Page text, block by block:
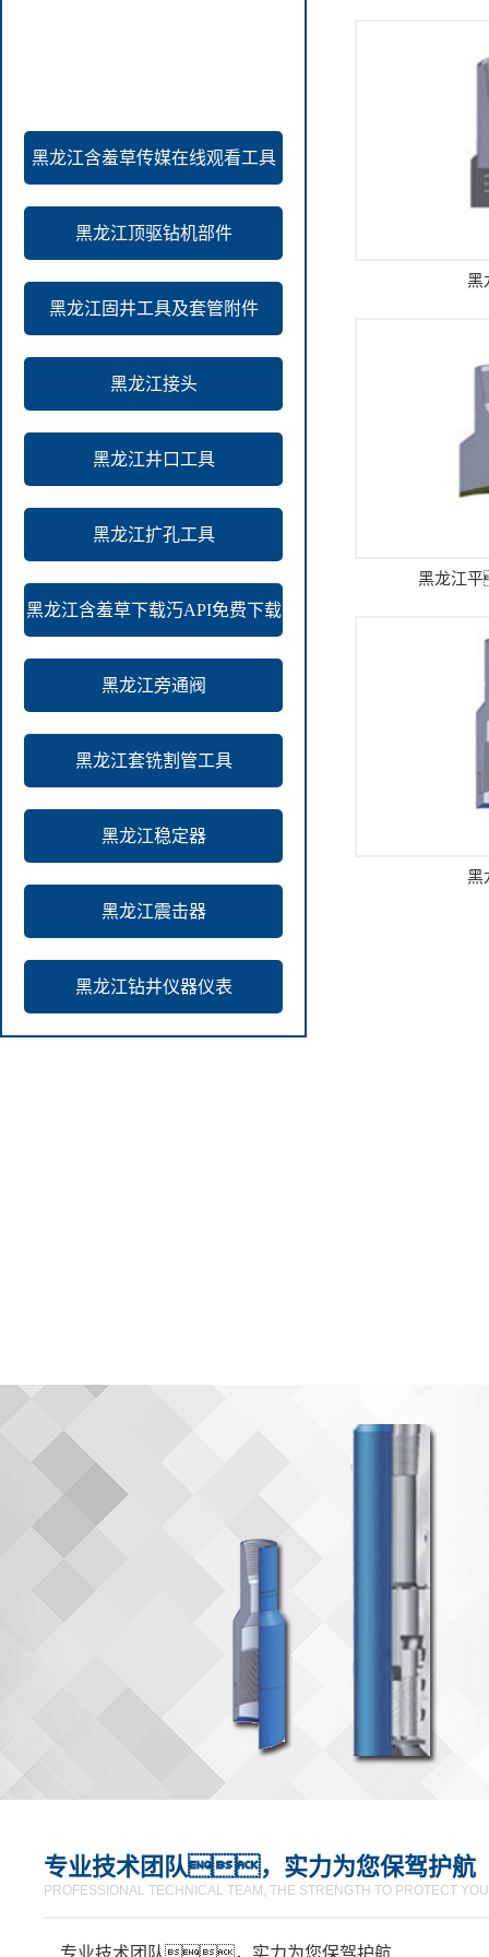
黑龙江含羞草传媒在线观看工具
黑龙江顶驱钻机部件
黑龙江固井工具及套管附件
黑龙江接头
黑龙江井口工具
黑龙江扩孔工具
黑龙江含羞草下载汅API免费下载
黑龙江旁通阀
黑龙江套铣割管工具
黑龙江稳定器
黑龙江震击器
黑龙江钻井仪器仪表
黑
黑龙江
黑
专业技术团队，实力为您保驾护航
PROFESSIONAL TECHNICAL TEAM, THE STRENGTH TO PROTECT YOU
专业技术团队，实力为您保驾护航